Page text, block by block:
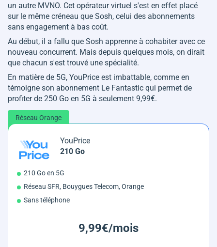
un autre MVNO. Cet opérateur virtuel s'est en effet placé
sur le même créneau que Sosh, celui des abonnements
sans engagement à bas coût.
Au début, il a fallu que Sosh apprenne à cohabiter avec ce
nouveau concurrent. Mais depuis quelques mois, on dirait
que chacun s'est trouvé une spécialité.
En matière de 5G, YouPrice est imbattable, comme en
témoigne son abonnement Le Fantastic qui permet de
profiter de 250 Go en 5G à seulement 9,99€.
Réseau Orange
YouPrice
210 Go
210 Go en 5G
Réseau SFR, Bouygues Telecom, Orange
Sans téléphone
9,99€/mois